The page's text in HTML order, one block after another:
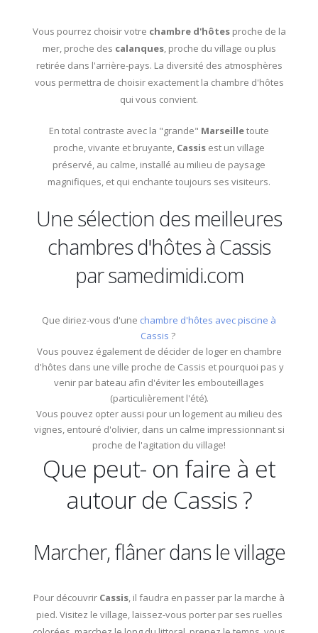
Vous pourrez choisir votre chambre d'hôtes proche de la
mer, proche des calanques, proche du village ou plus
retirée dans l'arrière-pays. La diversité des atmosphères
vous permettra de choisir exactement la chambre d'hôtes
qui vous convient.
En total contraste avec la "grande" Marseilletoute
proche, vivante et bruyante, Cassis est un village
préservé, au calme, installé au milieu de paysage
magnifiques, et qui enchante toujours ses visiteurs.
Une sélection des meilleures
chambres d'hôtes à Cassis
par samedimidi.com
Que diriez-vous d'une chambre d'hôtes avec piscine à
Cassis ?
Vous pouvez également de décider de loger en chambre
d'hôtes dans une ville proche de Cassis et pourquoi pas y
venir par bateau afin d'éviter les embouteillages
(particulièrement l'été).
Vous pouvez opter aussi pour un logement au milieu des
vignes, entouré d'olivier, dans un calme impressionnant si
proche de l'agitation du village!
Que peut- on faire à et
autour de Cassis ?
Marcher, flâner dans le village
Pour découvrir Cassis , il faudra en passer par la marche à
pied. Visitez le village, laissez-vous porter par ses ruelles